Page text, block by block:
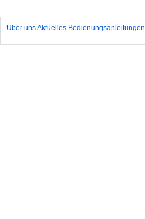
Über unsAktuelles Bedienungsanleitungen